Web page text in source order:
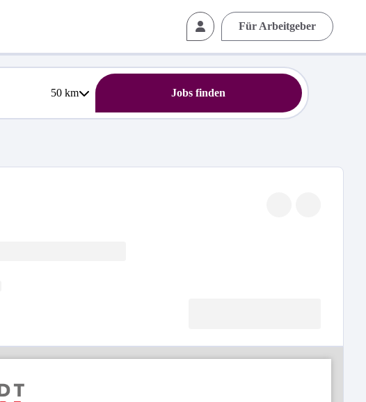
Für Arbeitgeber
50km Jobs finden